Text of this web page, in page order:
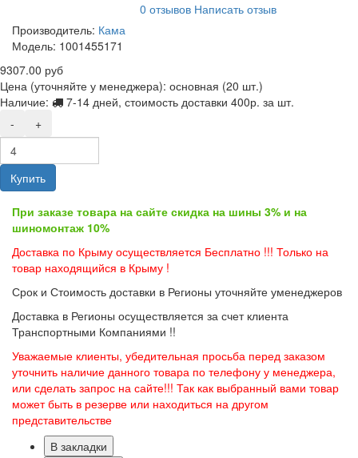
0 отзывов Написать отзыв
Производитель: Кама
Модель: 1001455171
9307.00 руб
Цена (уточняйте у менеджера): основная (20 шт.)
Наличие:
7-14 дней, стоимость доставки 400р. за шт.
-
+
Купить
При заказе товара на сайте скидка на шины 3% и на
шиномонтаж 10%
Доставка по Крыму осуществляется Бесплатно !!! Только на
товар находящийся в Крыму !
Срок и Стоимость доставки в Регионы уточняйте уменеджеров
Доставка в Регионы осуществляется за счет клиента
Транспортными Компаниями !!
Уважаемые клиенты, убедительная просьба перед заказом
уточнить наличие данного товара по телефону у менеджера,
или сделать запрос на сайте!!! Так как выбранный вами товар
может быть в резерве или находиться на другом
представительстве
В закладки